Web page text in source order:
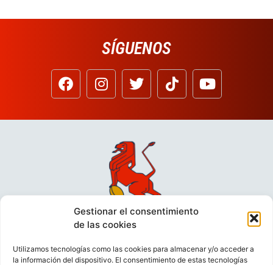
Gestionar el consentimiento
de las cookies
Utilizamos tecnologías como las cookies para almacenar y/o acceder a
la información del dispositivo. El consentimiento de estas tecnologías
SÍGUENOS